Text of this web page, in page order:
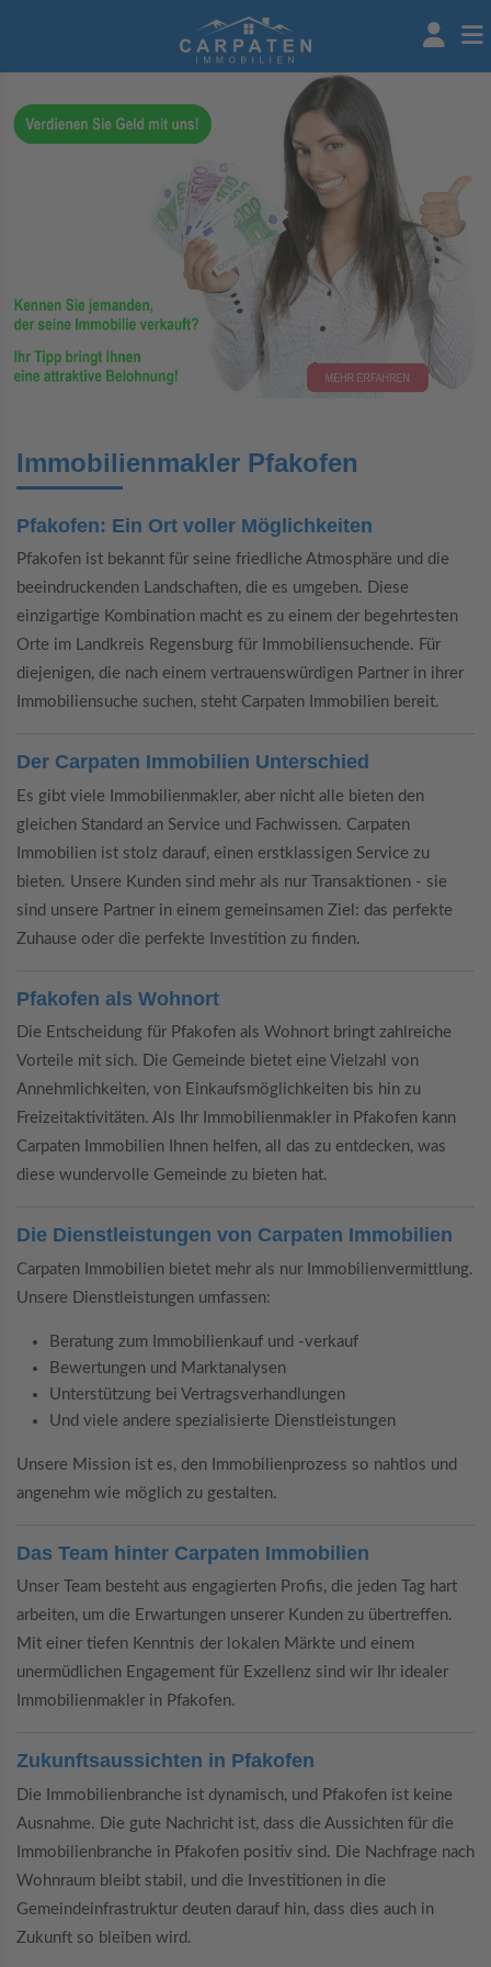
Immobilienmakler Pfakofen
Pfakofen: Ein Ort voller Möglichkeiten
Pfakofen ist bekannt für seine friedliche Atmosphäre und die
beeindruckenden Landschaften, die es umgeben. Diese
einzigartige Kombination macht es zu einem der begehrtesten
Orte im Landkreis Regensburg für Immobiliensuchende. Für
diejenigen, die nach einem vertrauenswürdigen Partner in ihrer
Immobiliensuche suchen, steht Carpaten Immobilien bereit.
Der Carpaten Immobilien Unterschied
Es gibt viele Immobilienmakler, aber nicht alle bieten den
gleichen Standard an Service und Fachwissen. Carpaten
Immobilien ist stolz darauf, einen erstklassigen Service zu
bieten. Unsere Kunden sind mehr als nur Transaktionen - sie
sind unsere Partner in einem gemeinsamen Ziel: das perfekte
Zuhause oder die perfekte Investition zu finden.
Pfakofen als Wohnort
Die Entscheidung für Pfakofen als Wohnort bringt zahlreiche
Vorteile mit sich. Die Gemeinde bietet eine Vielzahl von
Annehmlichkeiten, von Einkaufsmöglichkeiten bis hin zu
Freizeitaktivitäten. Als Ihr Immobilienmakler in Pfakofen kann
Carpaten Immobilien Ihnen helfen, all das zu entdecken, was
diese wundervolle Gemeinde zu bieten hat.
Die Dienstleistungen von Carpaten Immobilien
Carpaten Immobilien bietet mehr als nur Immobilienvermittlung.
Unsere Dienstleistungen umfassen:
Beratung zum Immobilienkauf und -verkauf
Bewertungen und Marktanalysen
Unterstützung bei Vertragsverhandlungen
Und viele andere spezialisierte Dienstleistungen
Unsere Mission ist es, den Immobilienprozess so nahtlos und
angenehm wie möglich zu gestalten.
Das Team hinter Carpaten Immobilien
Unser Team besteht aus engagierten Profis, die jeden Tag hart
arbeiten, um die Erwartungen unserer Kunden zu übertreffen.
Mit einer tiefen Kenntnis der lokalen Märkte und einem
unermüdlichen Engagement für Exzellenz sind wir Ihr idealer
Immobilienmakler in Pfakofen.
Zukunftsaussichten in Pfakofen
Die Immobilienbranche ist dynamisch, und Pfakofen ist keine
Ausnahme. Die gute Nachricht ist, dass die Aussichten für die
Immobilienbranche in Pfakofen positiv sind. Die Nachfrage nach
Wohnraum bleibt stabil, und die Investitionen in die
Gemeindeinfrastruktur deuten darauf hin, dass dies auch in
Zukunft so bleiben wird.